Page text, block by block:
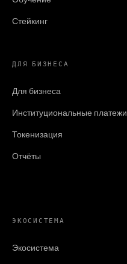
Стейкинг
ДЛЯ БИЗНЕСА
Для бизнеса
Институциональные платежи
Токенизация
Отчёты
ЭКОСИСТЕМА
Экосистема